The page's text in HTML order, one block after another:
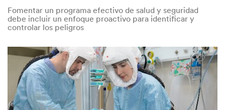
Fomentar un programa efectivo de salud y seguridad
debe incluir un enfoque proactivo para identificar y
controlar los peligros